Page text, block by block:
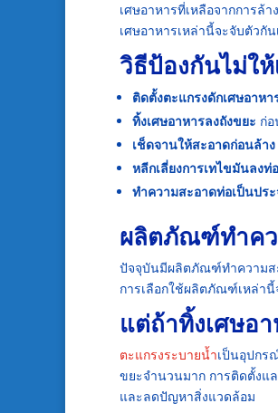
เศษอาหารที่เหลือจากการล้
เศษอาหารเหล่านี้จะจับตัวกั
วิธีป้องกันไม่ใ
ติดตั้งตะแกรงดักเศษอาหา
ทิ้งเศษอาหารลงถังขยะ ก่
เช็ดจานให้สะอาดก่อนล้าง
หลีกเลี่ยงการเทไขมันลงท่อ
ทำความสะอาดท่อเป็นประ
ผลิตภัณฑ์ทำค
ปัจจุบันมีผลิตภัณฑ์ทำความส
การเลือกใช้ผลิตภัณฑ์เหล่า
แต่ถ้าทิ้งเศษอ
ตะแกรงระบายน้ำเป็นอุปกร
ขยะจำนวนมาก การติดตั้งแ
และลดปัญหาสิ่งแวดล้อม